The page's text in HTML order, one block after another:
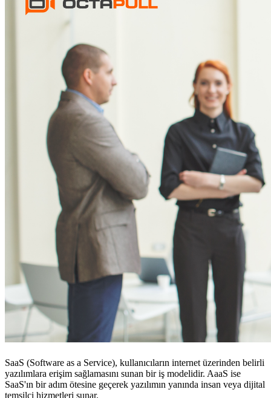
SaaS (Software as a Service), kullanıcıların internet üzerinden belirli
yazılımlara erişim sağlamasını sunan bir iş modelidir. AaaS ise
SaaS'ın bir adım ötesine geçerek yazılımın yanında insan veya dijital
temsilci hizmetleri sunar.